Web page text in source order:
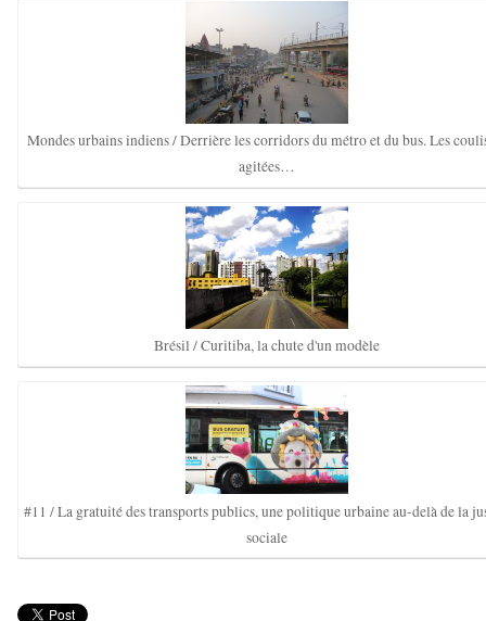
Mondes urbains indiens / Derrière les corridors du métro et du bus. Les
agitées…
Brésil / Curitiba, la chute d'un modèle
#11 / La gratuité des transports publics, une politique urbaine au-delà de la
sociale